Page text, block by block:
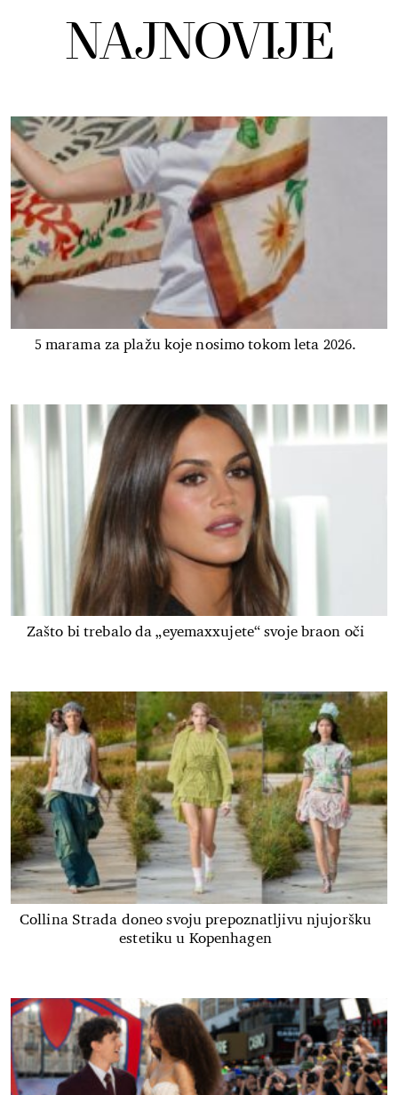
NAJNOVIJE
5 marama za plažu koje nosimo tokom leta 2026.
Zašto bi trebalo da „eyemaxxujete“ svoje braon oči
Collina Strada doneo svoju prepoznatljivu njujoršku
estetiku u Kopenhagen